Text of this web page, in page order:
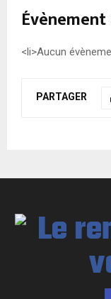
<li>Aucun
PARTAGER